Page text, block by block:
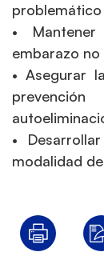
•
embarazo
• Asegurar
•
modalidad